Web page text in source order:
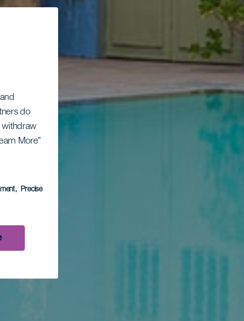
do
withdraw
More”
, Precise